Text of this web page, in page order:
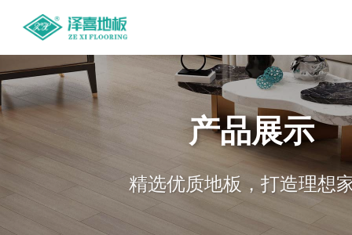
产品展示
精选优质地板，打造理想